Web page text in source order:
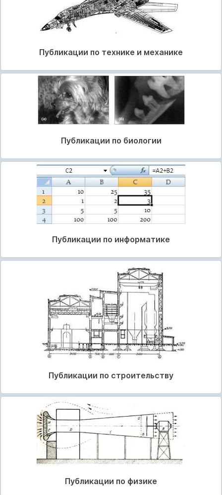
Публикации по технике и механике
Публикации по биологии
Публикации по информатике
Публикации по строительству
Публикации по физике